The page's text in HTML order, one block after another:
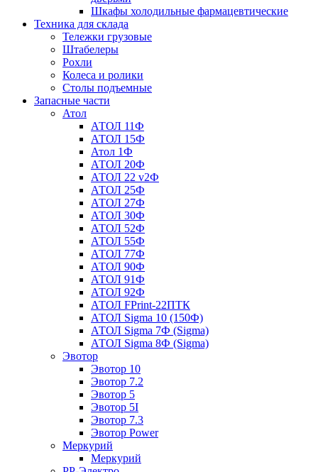
Шкафы холодильные фармацевтические
Техника для склада
Тележки грузовые
Штабелеры
Рохли
Колеса и ролики
Столы подъемные
Запасные части
Атол
АТОЛ 11Ф
АТОЛ 15Ф
Атол 1Ф
АТОЛ 20Ф
АТОЛ 22 v2Ф
АТОЛ 25Ф
АТОЛ 27Ф
АТОЛ 30Ф
АТОЛ 52Ф
АТОЛ 55Ф
АТОЛ 77Ф
АТОЛ 90Ф
АТОЛ 91Ф
АТОЛ 92Ф
АТОЛ FPrint-22ПТК
АТОЛ Sigma 10 (150Ф)
АТОЛ Sigma 7Ф (Sigma)
АТОЛ Sigma 8Ф (Sigma)
Эвотор
Эвотор 10
Эвотор 7.2
Эвотор 5
Эвотор 5I
Эвотор 7.3
Эвотор Power
Меркурий
Меркурий